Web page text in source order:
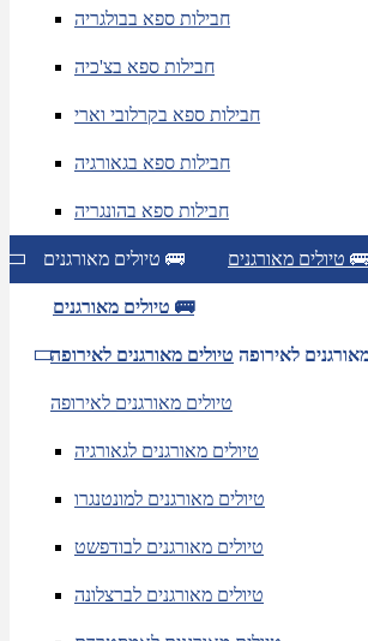
חבילות ספא בבולגריה
חבילות ספא בצ'כיה
חבילות ספא בקרלובי וארי
חבילות ספא בגאורגיה
חבילות ספא בהונגריה
טיולים מאורגנים 🚌 טיולים מאורגנים 🚌
טיולים מאורגנים 🚌
לאירופה טיולים מאורגנים לאירופה
טיולים מאורגנים לאירופה
טיולים מאורגנים לגאורגיה
טיולים מאורגנים למונטנגרו
טיולים מאורגנים לבודפשט
טיולים מאורגנים לברצלונה